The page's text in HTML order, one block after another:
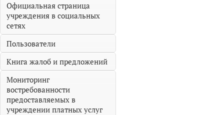
Официальная страница
учреждения в социальных
сетях
Пользователи
Книга жалоб и предложений
Мониторинг
востребованности
предоставляемых в
учреждении платных услуг